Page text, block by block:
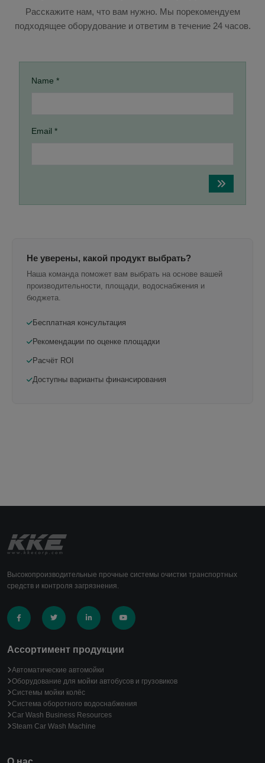
Расскажите нам, что вам нужно. Мы порекомендуем
подходящее оборудование и ответим в течение 24 часов.
Name *
Email *
Не уверены, какой продукт выбрать?
Наша команда поможет вам выбрать на основе вашей
производительности, площади, водоснабжения и
бюджета.
Бесплатная консультация
Рекомендации по оценке площадки
Расчёт ROI
Доступны варианты финансирования
Высокопроизводительные прочные системы очистки транспортных
средств и контроля загрязнения.
Ассортимент продукции
Автоматические автомойки
Оборудование для мойки автобусов и грузовиков
Системы мойки колёс
Система оборотного водоснабжения
Car Wash Business Resources
Steam Car Wash Machine